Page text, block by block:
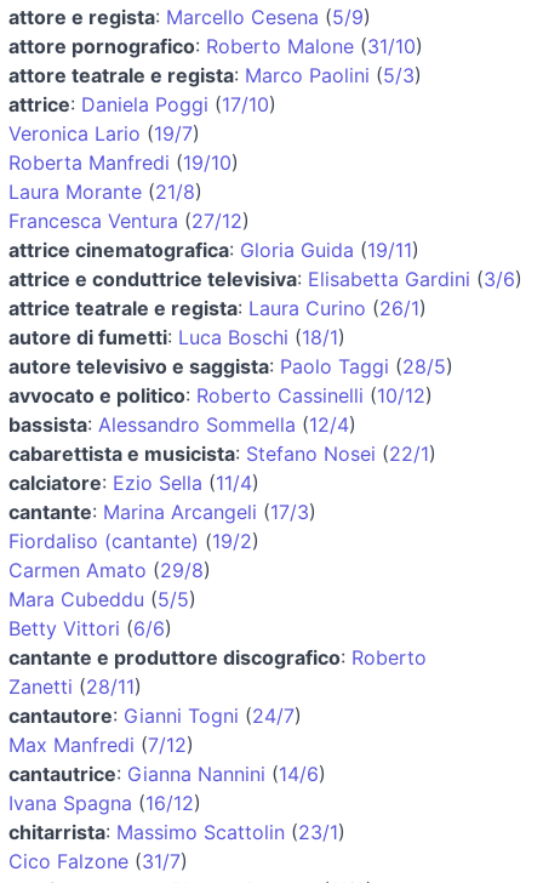
attore e regista: Marcello Cesena (5/9)
attore pornografico: Roberto Malone (31/10)
attore teatrale e regista: Marco Paolini (5/3)
attrice: Daniela Poggi (17/10)
Veronica Lario (19/7)
Roberta Manfredi (19/10)
Laura Morante (21/8)
Francesca Ventura (27/12)
attrice cinematografica: Gloria Guida (19/11)
attrice e conduttrice televisiva: Elisabetta Gardini (3/6)
attrice teatrale e regista: Laura Curino (26/1)
autore di fumetti: Luca Boschi (18/1)
autore televisivo e saggista: Paolo Taggi (28/5)
avvocato e politico: Roberto Cassinelli (10/12)
bassista: Alessandro Sommella (12/4)
cabarettista e musicista: Stefano Nosei (22/1)
calciatore: Ezio Sella (11/4)
cantante: Marina Arcangeli (17/3)
Fiordaliso (cantante) (19/2)
Carmen Amato (29/8)
Mara Cubeddu (5/5)
Betty Vittori (6/6)
cantante e produttore discografico: Roberto
Zanetti (28/11)
cantautore: Gianni Togni (24/7)
Max Manfredi (7/12)
cantautrice: Gianna Nannini (14/6)
Ivana Spagna (16/12)
chitarrista: Massimo Scattolin (23/1)
Cico Falzone (31/7)